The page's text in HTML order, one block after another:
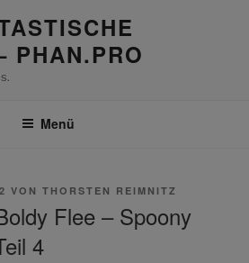
PHAN.PRO
Menü
VON THORSTEN REIMNITZ
Flee – Spoony
4